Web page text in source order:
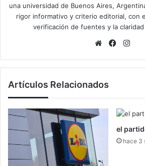
una universidad de Buenos Aires,
rigor informativo y criterio editorial, con
verificación de fuentes y la
Sitio
Artículos Relacionados
el
hace 3